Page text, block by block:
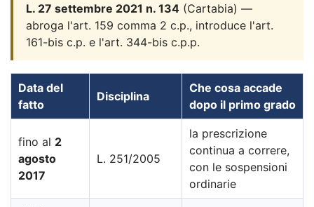
L. 27 settembre 2021 n. 134 (Cartabia) —
abroga l'art. 159 comma 2 c.p., introduce l'art.
161-bis c.p. e l'art. 344-bis c.p.p.
Data del
fatto
Disciplina
Che cosa accade
dopo il primo grado
fino al 2
agosto
2017
L. 251/2005
la prescrizione
continua a correre,
con le sospensioni
ordinarie